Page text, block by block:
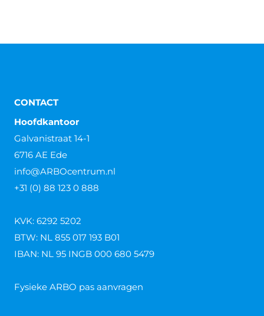
CONTACT
Hoofdkantoor
Galvanistraat 14-1
6716 AE Ede
info@ARBOcentrum.nl
+31 (0) 88 123 0 888
KVK: 6292 5202
BTW: NL 855 017 193 B01
IBAN: NL 95 INGB 000 680 5479
Fysieke ARBO pas aanvragen